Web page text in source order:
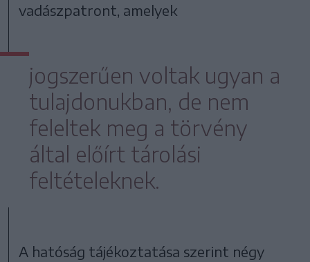
vadászpatront, amelyek
jogszerűen voltak ugyan a
tulajdonukban, de nem
feleltek meg a törvény
által előírt tárolási
feltételeknek.
A hatóság tájékoztatása szerint négy